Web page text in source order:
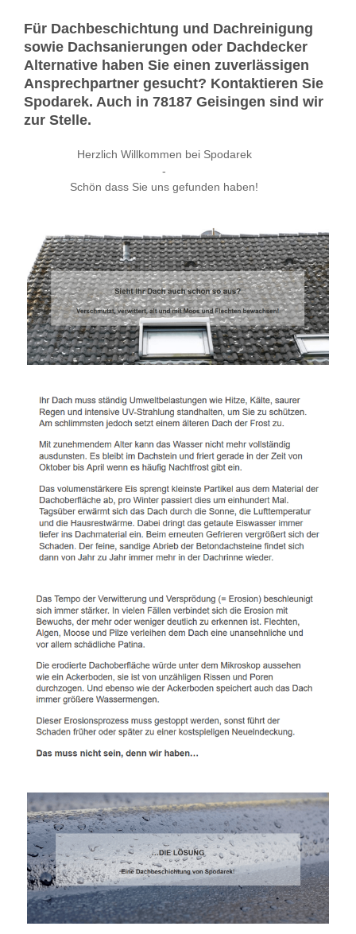
Für Dachbeschichtung und Dachreinigung
sowie Dachsanierungen oder Dachdecker
Alternative haben Sie einen zuverlässigen
Ansprechpartner gesucht? Kontaktieren Sie
Spodarek. Auch in 78187 Geisingen sind wir
zur Stelle.
Herzlich Willkommen bei Spodarek
-
Schön dass Sie uns gefunden haben!